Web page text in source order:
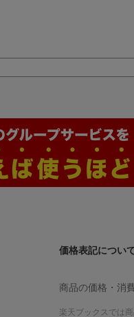
価格表記につい
商品の価格・消
楽天ブックスでは